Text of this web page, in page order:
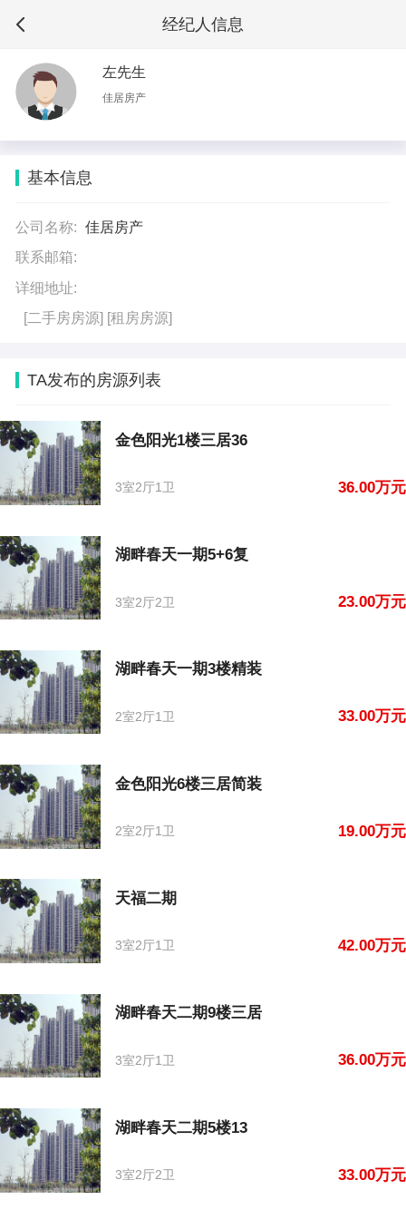
经纪人信息
左先生
佳居房产
基本信息
公司名称: 佳居房产
联系邮箱:
详细地址:
[二手房房源] [租房房源]
TA发布的房源列表
金色阳光1楼三居36
3室2厅1卫 36.00万元
湖畔春天一期5+6复
3室2厅2卫 23.00万元
湖畔春天一期3楼精装
2室2厅1卫 33.00万元
金色阳光6楼三居简装
2室2厅1卫 19.00万元
天福二期
3室2厅1卫 42.00万元
湖畔春天二期9楼三居
3室2厅1卫 36.00万元
湖畔春天二期5楼13
3室2厅2卫 33.00万元